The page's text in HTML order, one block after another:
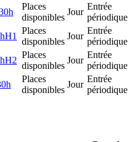
Places
disponibles
Jour
Entrée
périodique
Places
disponibles
Jour
Entrée
périodique
Places
disponibles
Jour
Entrée
périodique
Places
disponibles
Jour
Entrée
périodique